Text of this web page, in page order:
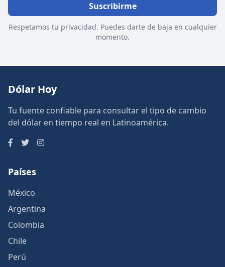
Suscribirme
Respetamos tu privacidad. Puedes darte de baja en cualquier
momento.
Dólar Hoy
Tu fuente confiable para consultar el tipo de cambio
del dólar en tiempo real en Latinoamérica.
Países
México
Argentina
Colombia
Chile
Perú